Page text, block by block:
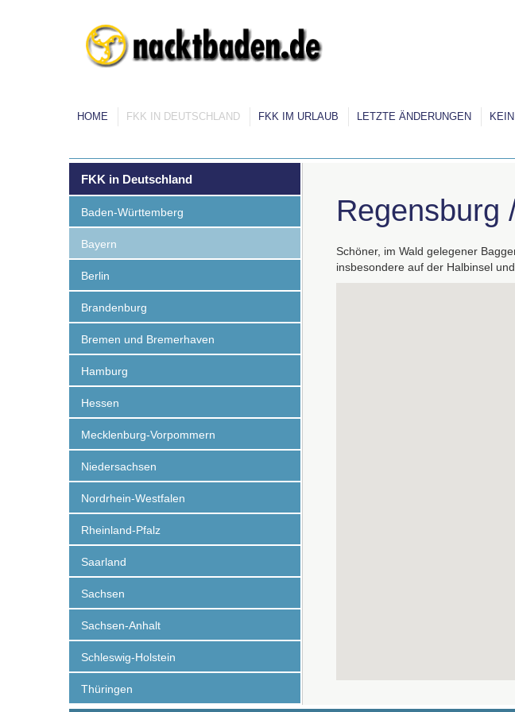
HOME FKK IN DEUTSCHLAND FKK IM URLAUB LETZTE ÄNDERUNGEN
Regensburg
Schöner, im Wald gelegener
insbesondere auf der Halbinsel
FKK in Deutschland
Baden-Württemberg
Bayern
Berlin
Brandenburg
Bremen und Bremerhaven
Hamburg
Hessen
Mecklenburg-Vorpommern
Niedersachsen
Nordrhein-Westfalen
Rheinland-Pfalz
Saarland
Sachsen
Sachsen-Anhalt
Schleswig-Holstein
Thüringen